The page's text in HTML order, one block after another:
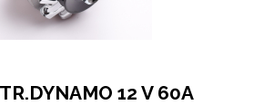
12 V 60A